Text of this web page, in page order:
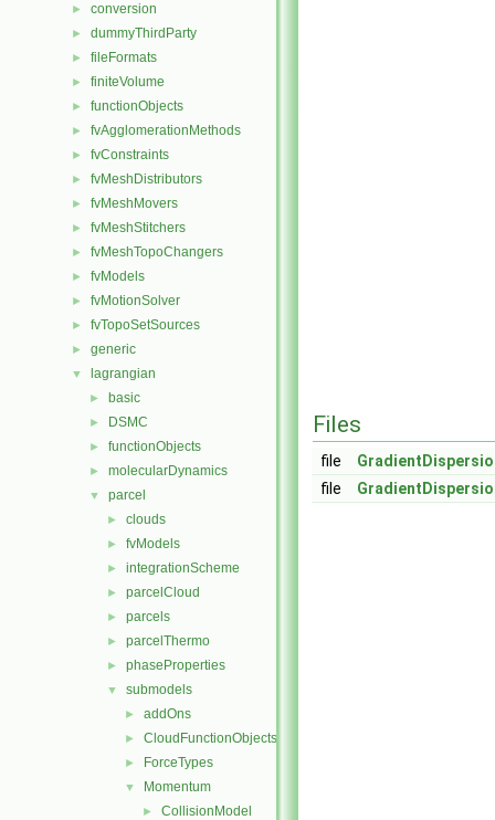
► conversion
► dummyThirdParty
► fileFormats
► finiteVolume
► functionObjects
► fvAgglomerationMethods
► fvConstraints
► fvMeshDistributors
► fvMeshMovers
► fvMeshStitchers
► fvMeshTopoChangers
► fvModels
► fvMotionSolver
► fvTopoSetSources
► generic
▼ lagrangian
► basic
► DSMC
► functionObjects
► molecularDynamics
▼ parcel
► clouds
► fvModels
► integrationScheme
► parcelCloud
► parcels
► parcelThermo
► phaseProperties
▼ submodels
► addOns
► CloudFunctionObjects
► ForceTypes
▼ Momentum
► CollisionModel
Files
file
file